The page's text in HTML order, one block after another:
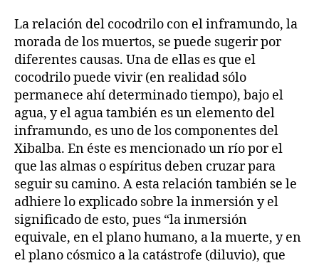
La relación del cocodrilo con el inframundo, la
morada de los muertos, se puede sugerir por
diferentes causas. Una de ellas es que el
cocodrilo puede vivir (en realidad sólo
permanece ahí determinado tiempo), bajo el
agua, y el agua también es un elemento del
inframundo, es uno de los componentes del
Xibalba. En éste es mencionado un río por el
que las almas o espíritus deben cruzar para
seguir su camino. A esta relación también se le
adhiere lo explicado sobre la inmersión y el
significado de esto, pues “la inmersión
equivale, en el plano humano, a la muerte, y en
el plano cósmico a la catástrofe (diluvio), que